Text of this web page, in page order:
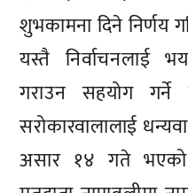
शुभकामना दिने निर्णय
यस्तै निर्वाचनलाई
गराउन सहयोग गर्ने
सरोकारवालालाई
असार १४ गते भएको